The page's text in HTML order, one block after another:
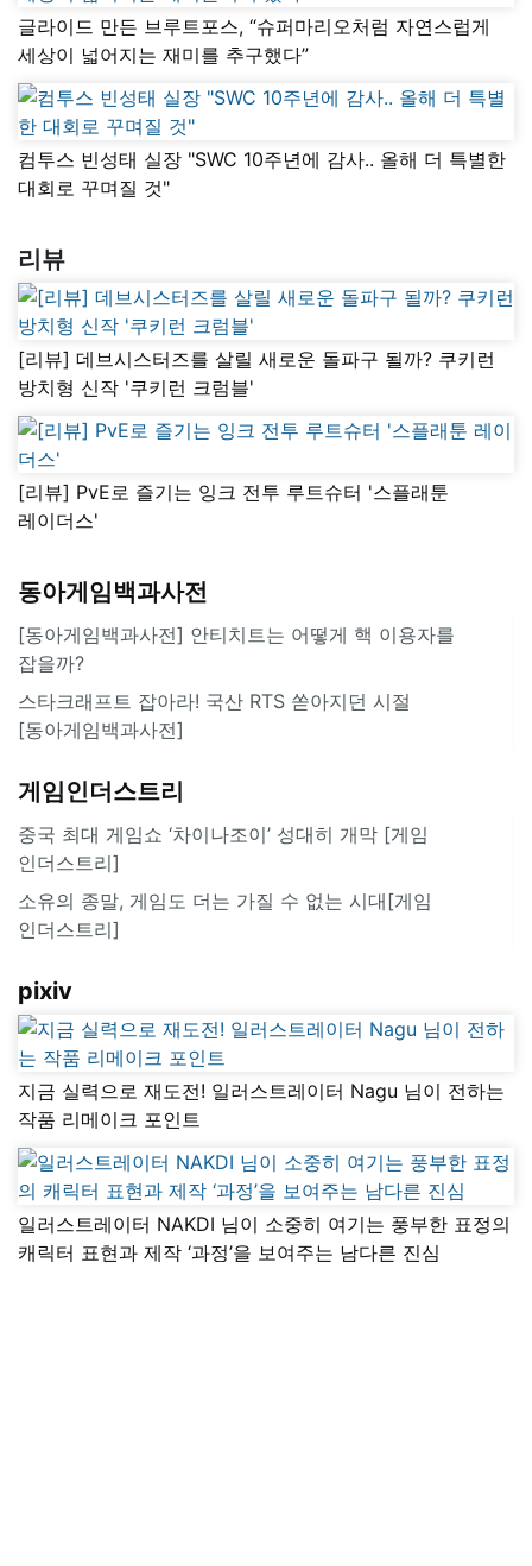
글라이드 만든 브루트포스, “슈퍼마리오처럼 자연스럽게
세상이 넓어지는 재미를 추구했다”
컴투스 빈성태 실장 "SWC 10주년에 감사.. 올해 더 특별한
대회로 꾸며질 것"
리뷰
[리뷰] 데브시스터즈를 살릴 새로운 돌파구 될까? 쿠키런
방치형 신작 '쿠키런 크럼블'
[리뷰] PvE로 즐기는 잉크 전투 루트슈터 '스플래툰
레이더스'
동아게임백과사전
[동아게임백과사전] 안티치트는 어떻게 핵 이용자를
잡을까?
스타크래프트 잡아라! 국산 RTS 쏟아지던 시절
[동아게임백과사전]
게임인더스트리
중국 최대 게임쇼 ‘차이나조이’ 성대히 개막 [게임
인더스트리]
소유의 종말, 게임도 더는 가질 수 없는 시대[게임
인더스트리]
pixiv
지금 실력으로 재도전! 일러스트레이터 Nagu 님이 전하는
작품 리메이크 포인트
일러스트레이터 NAKDI 님이 소중히 여기는 풍부한 표정의
캐릭터 표현과 제작 ‘과정’을 보여주는 남다른 진심